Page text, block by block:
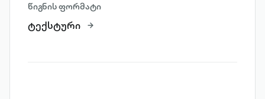
წიგნის ფორმატი
ტექსტური